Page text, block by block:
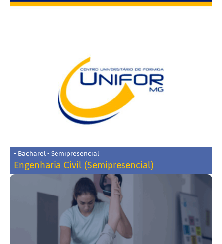
• Bacharel • Semipresencial
Engenharia Civil (Semipresencial)